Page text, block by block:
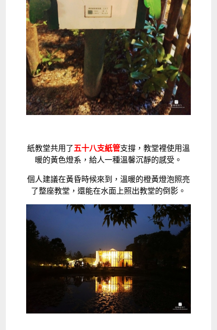
紙教堂共用了五十八支紙管支撐，教堂裡使用溫
暖的黃色燈系，給人一種溫馨沉靜的感受。
個人建議在黃昏時候來到，溫暖的橙黃燈泡照亮
了整座教堂，還能在水面上照出教堂的倒影。